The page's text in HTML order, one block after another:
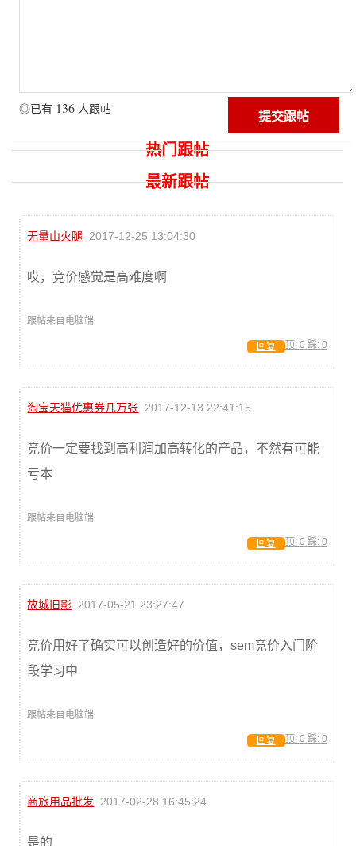
◎已有 136 人跟帖
热门跟帖
最新跟帖
无量山火腿 2017-12-25 13:04:30
哎，竞价感觉是高难度啊
跟帖来自电脑端
顶: 0 踩: 0
回复
淘宝天猫优惠券几万张 2017-12-13 22:41:15
竞价一定要找到高利润加高转化的产品，不然有可能
亏本
跟帖来自电脑端
顶: 0 踩: 0
回复
故城旧影 2017-05-21 23:27:47
竞价用好了确实可以创造好的价值，sem竞价入门阶
段学习中
跟帖来自电脑端
顶: 0 踩: 0
回复
商旅用品批发 2017-02-28 16:45:24
是的